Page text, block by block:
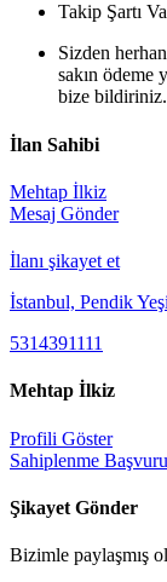
Takip Şartı
Sizden
sakın ödeme
bize bildiriniz.
İlan Sahibi
Mehtap İlkiz
Mesaj Gönder
İlanı şikayet et
İstanbul, Pendik
5314391111
Mehtap İlkiz
Profili Göster
Sahiplenme
Şikayet Gönder
Bizimle paylaşmış